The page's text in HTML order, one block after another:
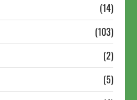
(14)
(103)
(2)
(5)